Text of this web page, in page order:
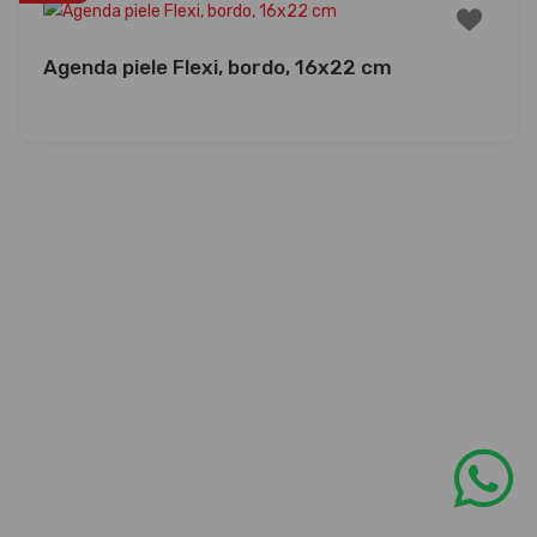
Agenda piele Flexi, bordo, 16x22 cm